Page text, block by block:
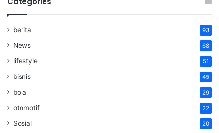
berita 93
News 68
lifestyle 51
bisnis 45
bola 29
otomotif 22
Sosial 20